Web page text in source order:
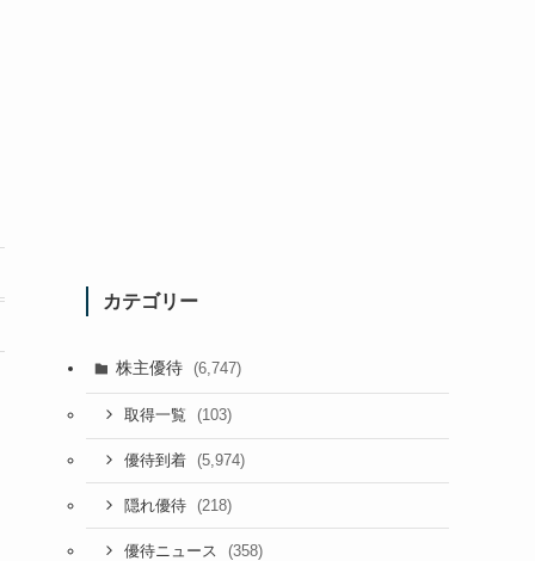
カテゴリー
株主優待 (6,747)
取得一覧 (103)
優待到着 (5,974)
隠れ優待 (218)
優待ニュース (358)